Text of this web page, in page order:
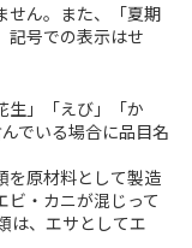
せん。また、「夏期
記号での表示はせ
生」「えび」「か
でいる場合に品目名
を原材料として製造
ビ・カニが混じって
は、エサとしてエ